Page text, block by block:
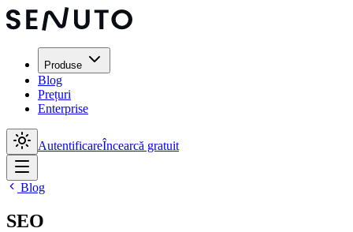
Produse
Blog
Prețuri
Enterprise
AutentificareÎncearcă gratuit
Blog
SEO